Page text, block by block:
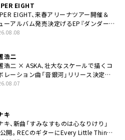
EIGHT
EIGHT、来春アリーナツアー開催＆
ーアルバム発売決定げるEP『ダンダー
本日リリース
浩二
浩二 × ASKA、壮大なスケールで描くコ
レーション曲「音銀河」リリース決定。
プリングには新曲「命の宿り」収録も
キ
キ、新曲「すみなすものは心なりけり」
開。RECのギターにEvery Little Thing・